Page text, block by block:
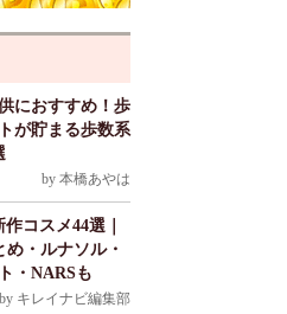
におすすめ！歩
が貯まる歩数系
by 本橋あやは
作コスメ44選｜
め・ルナソル・
・NARSも
by キレイナビ編集部